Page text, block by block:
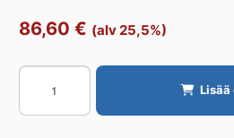
86,60 € (alv 25,5%)
RITILÄ
UNIDRAIN
1604